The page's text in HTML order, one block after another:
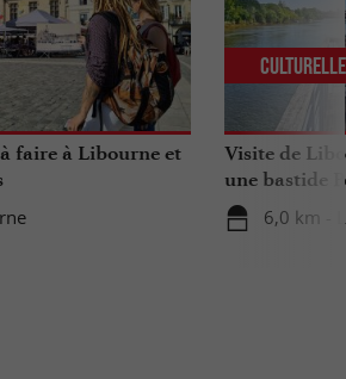
à faire à Libourne et
Visite de
une bastide
6,0 km -
Culturelle